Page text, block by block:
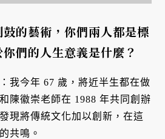
的藝術，你們兩人都是標
們的人生意義是什麼？
：我今年 67 歲，將近半生都在做
陳徽崇老師在 1988 年共同創辦
現將傳統文化加以創新，在這
共鳴。